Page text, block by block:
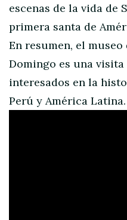
escenas de la vida de
primera santa de
En resumen, el
Domingo es una
interesados en la
Perú y América Latina.